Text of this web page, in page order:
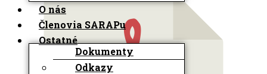
O nás
Členovia SARAPu
Ostatné
Dokumenty
Odkazy